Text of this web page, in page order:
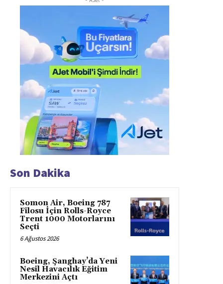
Son Dakika
Somon Air, Boeing 787
Filosu İçin Rolls-Royce
Trent 1000 Motorlarını
Seçti
6 Ağustos 2026
Boeing, Şanghay’da Yeni
Nesil Havacılık Eğitim
Merkezini Açtı